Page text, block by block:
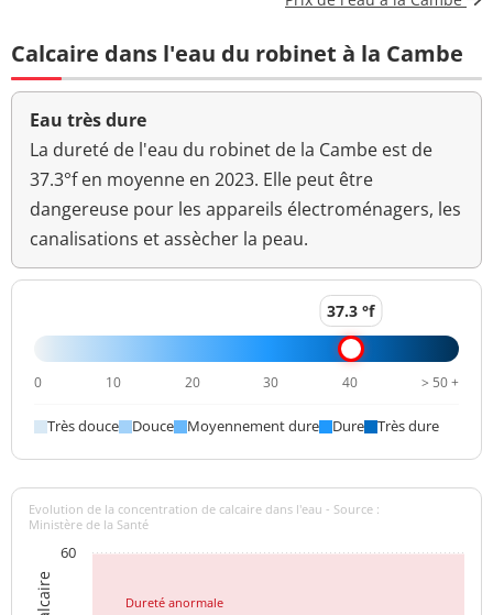
à 36°-44h
<1 n/mL
Odeur (qualitatif)
Aucun
changement
pH 7,7 unité pH
unité pH
Saveur (qualitatif)
changement
31,0 °f
Température de l'eau 21,0 °C <=25 °C
Titre hydrotimétrique
Turbidité
Calcaire dans l'eau du robinet à la Cambe
Eau très dure
La dureté de l'eau du robinet de la Cambe est de
37.3°f en moyenne en 2023. Elle peut être
dangereuse pour les appareils électroménagers, les
canalisations et assècher la peau.
37.3 °f
0 10 20 30 40 > 50 +
Très douce Douce Moyennement dure Dure Très dure
Dureté anormale
Evolution de la concentration de calcaire dans l'eau - Source :
Ministère de la Santé
60